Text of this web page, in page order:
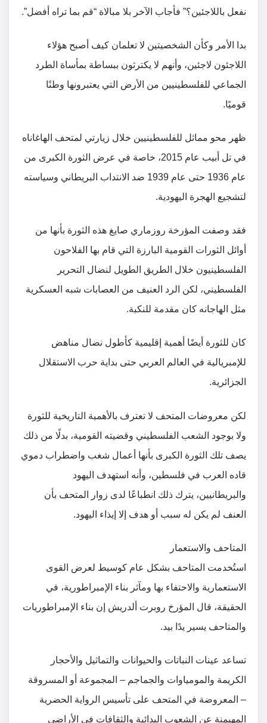
نفعل باللاجئين؟” فأجاب الآخر بلا مبالاة “قم بما تراه أفضل”.
بدا الأمر وكأن الشخصيتين لا تعلمان كيف أصبح هؤلاء
اللاجئون لاجئين، وأنهم لا يكترثون ببساطة بمأساة الطرد
الجماعي للفلسطينيين من الأرض التي يعتبرونها وطنًا
قوميًا.
ظهر محو مماثل للفلسطينيين خلال زيارتي لمتحف الهاغاناه
في تل أبيب عام 2015، خاصة في عرض الثورة الكبرى من
عام 1936 حتى عام 1939 ضد الانتداب البريطاني وسياسته
لتشجيع الهجرة اليهودية.
فقد وصفت المؤرخة روزماري صايغ هذه الثورة بأنها من
أوائل الثورات القومية البارزة التي قام بها الفلاحون
الفلسطينيون خلال الطريق الطويل لنضال التحرير
الفلسطيني، لكن الرد العنيف من العصابات شبه العسكرية
مثل الهاجانه كان مقدمة للنكبة.
كان للثورة أيضًا أهمية إقليمية كأطول نضال مناهض
للإمبريالية في العالم العربي حتى بداية حرب الاستقلال
الجزائرية.
لكن معروضات المتحف لا تعترف بالأهمية التاريخية للثورة
ولا بوجود الشعب الفلسطيني وقضيته القومية، بدلًا من ذلك
يصف تلك الثورة الكبرى بأنها أعمال شغب واضطراب دموي
قاده العرب في فلسطين، وأنه استهدف اليهود
والبريطانيين، يترك ذلك انطباعًا لدى زوار المتحف بأن
العنف لم يكن له سبب أو هدف إلا إيذاء اليهود.
المتاحف والاستعمار
استُخدمت المتاحف بشكل عام كوسيط لعرض القوى
الاستعمارية والاحتفاء بها ومآثر بناء الإمبراطورية، في
الحقيقة، قال المؤرخ روبرت ألدريش إن بناء الإمبراطوريات
والمتاحف يسير يدًا بيد.
تساعد عينات النباتات والحيوانات والتماثيل والأحجار
الكريمة والمومياوات والجماجم – المجموعة أو المسروقة
– المعروضة في المتحف على تأسيس الرواية الحضرية
المهيمنة عن الشعوب البدائية والثقافات في الأراضي